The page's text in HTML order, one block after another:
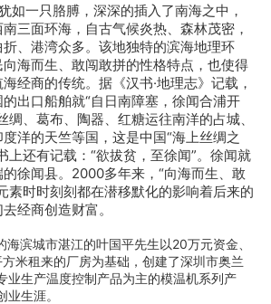
一只胳膊，深深的插入了南海之中，
三面环海，自古气候炎热、森林茂密，
、港湾众多。该地独特的滨海地理环
海而生、敢闯敢拼的性格特点，也使得
经商的传统。据《汉书·地理志》记载，
出口船舶就“自日南障塞，徐闻合浦开
绸、葛布、陶器、红糖运往南洋的占城、
洋的天竺等国，这是中国“海上丝绸之
上还有记载：“欲拔贫，至徐闻”。徐闻就
徐闻县。2000多年来，“向海而生、敢
素时时刻刻都在潜移默化的影响着后来的
经商创造财富。
滨城市湛江的叶国平先生以20万元资金、
米租来的厂房为基础，创建了深圳市奥兰
业生产温度控制产品为主的模温机系列产
生涯。